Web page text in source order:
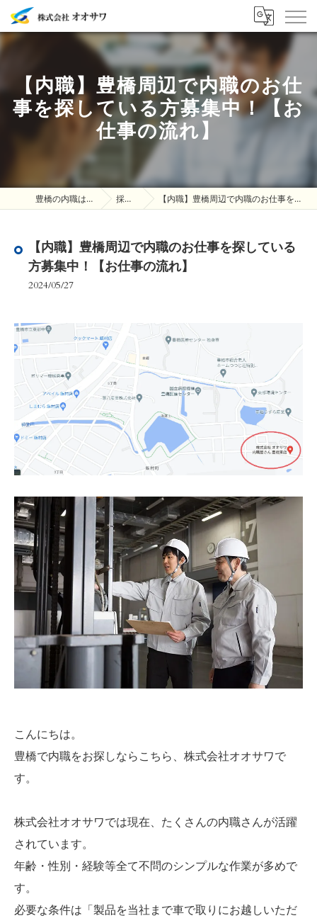
【内職】豊橋周辺で内職のお仕
事を探している方募集中！【お
仕事の流れ】
豊橋の内職は株式会社オオサワ 採用ブログ 【内職】豊橋周辺で内職のお仕事を探している方募集中！【お仕事の流れ】
【内職】豊橋周辺で内職のお仕事を探している
方募集中！【お仕事の流れ】
2024/05/27
こんにちは。
豊橋で内職をお探しならこちら、株式会社オオサワで
す。
株式会社オオサワでは現在、たくさんの内職さんが活躍
されています。
年齢・性別・経験等全て不問のシンプルな作業が多めで
す。
必要な条件は「製品を当社まで車で取りにお越しいただ